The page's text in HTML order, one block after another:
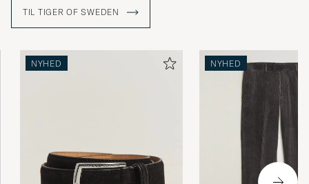
gjorde jakkesættet attraktivt igen. Fra at være blevet båret
af bankmænd var det nu i stedet de mest populære
TIL TIGER OF SWEDEN
NYHED NYHED